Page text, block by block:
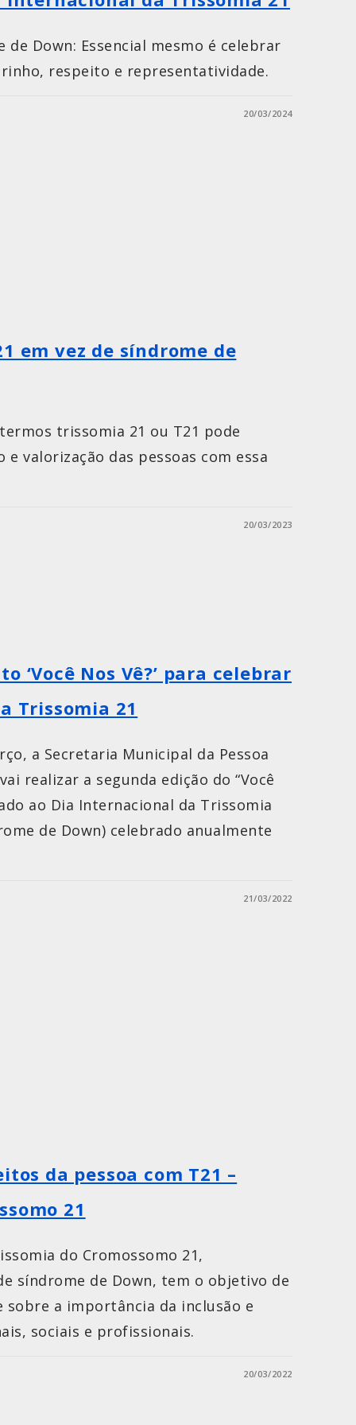
Down: Essencial mesmo é celebrar
respeito e representatividade.
20/03/2024
em vez de síndrome de
trissomia 21 ou T21 pode
valorização das pessoas com essa
20/03/2023
‘Você Nos Vê?’ para celebrar
Trissomia 21
a Secretaria Municipal da Pessoa
realizar a segunda edição do “Você
ao Dia Internacional da Trissomia
de Down) celebrado anualmente
21/03/2022
da pessoa com T21 –
21
do Cromossomo 21,
síndrome de Down, tem o objetivo de
sobre a importância da inclusão e
sociais e profissionais.
20/03/2022